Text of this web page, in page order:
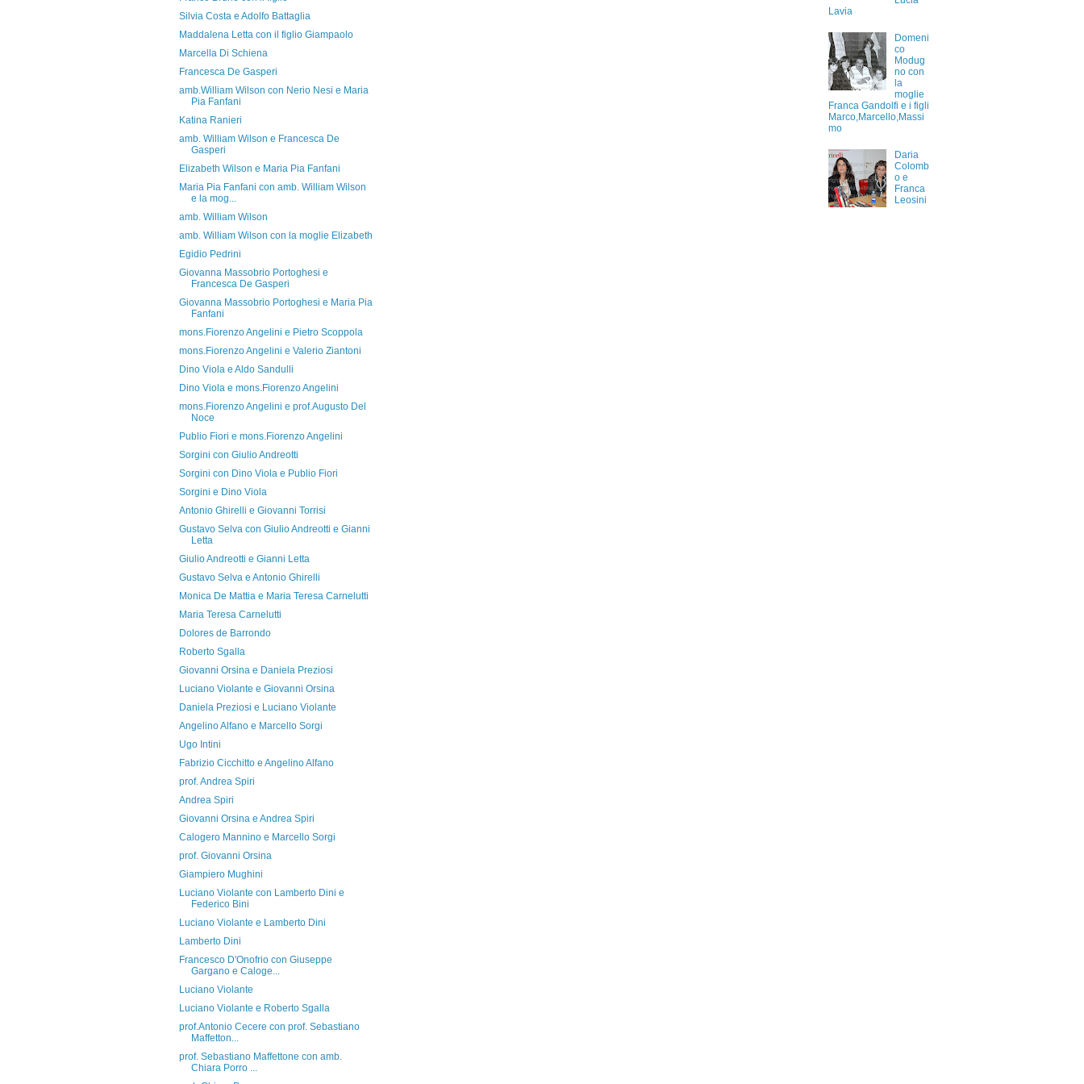
Silvia Costa e Adolfo Battaglia
Maddalena Letta con il figlio Giampaolo
Marcella Di Schiena
Francesca De Gasperi
amb.William Wilson con Nerio Nesi e Maria
Pia Fanfani
Katina Ranieri
amb. William Wilson e Francesca De
Gasperi
Elizabeth Wilson e Maria Pia Fanfani
Maria Pia Fanfani con amb. William Wilson
e la mog...
amb. William Wilson
amb. William Wilson con la moglie Elizabeth
Egidio Pedrini
Giovanna Massobrio Portoghesi e
Francesca De Gasperi
Giovanna Massobrio Portoghesi e Maria Pia
Fanfani
mons.Fiorenzo Angelini e Pietro Scoppola
mons.Fiorenzo Angelini e Valerio Ziantoni
Dino Viola e Aldo Sandulli
Dino Viola e mons.Fiorenzo Angelini
mons.Fiorenzo Angelini e prof.Augusto Del
Noce
Publio Fiori e mons.Fiorenzo Angelini
Sorgini con Giulio Andreotti
Sorgini con Dino Viola e Publio Fiori
Sorgini e Dino Viola
Antonio Ghirelli e Giovanni Torrisi
Gustavo Selva con Giulio Andreotti e Gianni
Letta
Giulio Andreotti e Gianni Letta
Gustavo Selva e Antonio Ghirelli
Monica De Mattia e Maria Teresa Carnelutti
Maria Teresa Carnelutti
Dolores de Barrondo
Roberto Sgalla
Giovanni Orsina e Daniela Preziosi
Luciano Violante e Giovanni Orsina
Daniela Preziosi e Luciano Violante
Angelino Alfano e Marcello Sorgi
Ugo Intini
Fabrizio Cicchitto e Angelino Alfano
prof. Andrea Spiri
Andrea Spiri
Giovanni Orsina e Andrea Spiri
Calogero Mannino e Marcello Sorgi
prof. Giovanni Orsina
Giampiero Mughini
Luciano Violante con Lamberto Dini e
Federico Bini
Luciano Violante e Lamberto Dini
Lamberto Dini
Francesco D'Onofrio con Giuseppe
Gargano e Caloge...
Luciano Violante
Luciano Violante e Roberto Sgalla
prof.Antonio Cecere con prof. Sebastiano
Maffetton...
prof. Sebastiano Maffettone con amb.
Chiara Porro ...
Lavia
Domeni
co
Modug
no con
la
moglie
Franca Gandolfi e i figli
Marco,Marcello,Massi
mo
Daria
Colomb
o e
Franca
Leosini